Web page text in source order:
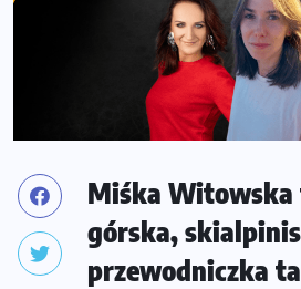
Miśka Witowska
górska,
przewodniczka